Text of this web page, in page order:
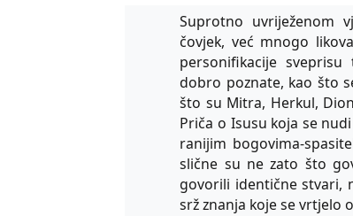
Suprotno uvriježenom
čovjek, već mnogo
personifikacije
dobro poznate, kao što
što su Mitra, Herkul,
Priča o Isusu koja se
ranijim bogovima-
slične su ne zato što
govorili identične stvari,
srž znanja koje se vrtjelo